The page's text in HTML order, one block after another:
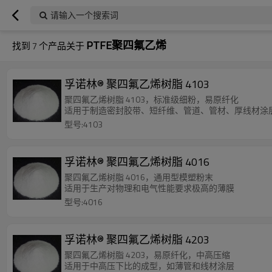
请输入一个搜索词
找到 7个产品关于PTFE聚四氟乙烯
孚诺林® 聚四氟乙烯树脂 4103
聚四氟乙烯树脂 4103，标准级细粉，易原纤化
适用于制造密封胶带、短纤维、管道、管材、厚线材涂
型号:4103
孚诺林® 聚四氟乙烯树脂 4016
聚四氟乙烯树脂 4016，通用型模塑粉末
适用于生产对物理和电气性能要求极高的薄膜
型号:4016
孚诺林® 聚四氟乙烯树脂 4203
聚四氟乙烯树脂 4203，易原纤化，中高压缩
适用于中高压下比的成型，如薄管和线材涂层